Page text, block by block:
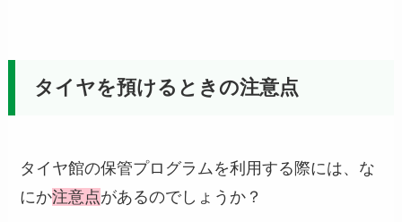
タイヤを預けるときの注意点
タイヤ館の保管プログラムを利用する際には、な
にか注意点があるのでしょうか？